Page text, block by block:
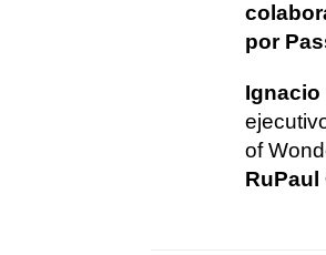
por
Ignacio
of
RuPaul